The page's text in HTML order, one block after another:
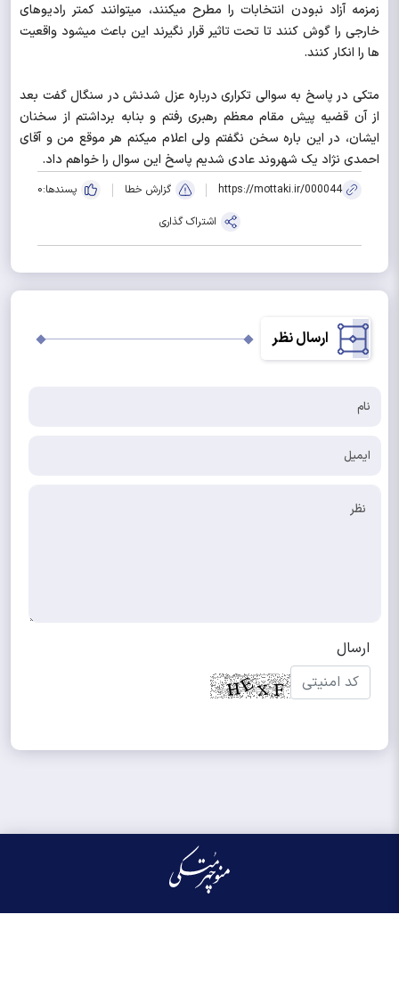
زمزمه آزاد نبودن انتخابات را مطرح میکنند، میتوانند کمتر رادیوهای
خارجی را گوش کنند تا تحت تاثیر قرار نگیرند این باعث میشود واقعیت
ها را انکار کنند.
متکی در پاسخ به سوالی تکراری درباره عزل شدنش در سنگال گفت بعد
از آن قضیه پیش مقام معظم رهبری رفتم و بنابه برداشتم از سخنان
ایشان، در این باره سخن نگفتم ولی اعلام میکنم هر موقع من و آقای
احمدی نژاد یک شهروند عادی شدیم پاسخ این سوال را خواهم داد.
https://mottaki.ir/000044 گزارش خطا پسندها:0
اشتراک گذاری
ارسال نظر